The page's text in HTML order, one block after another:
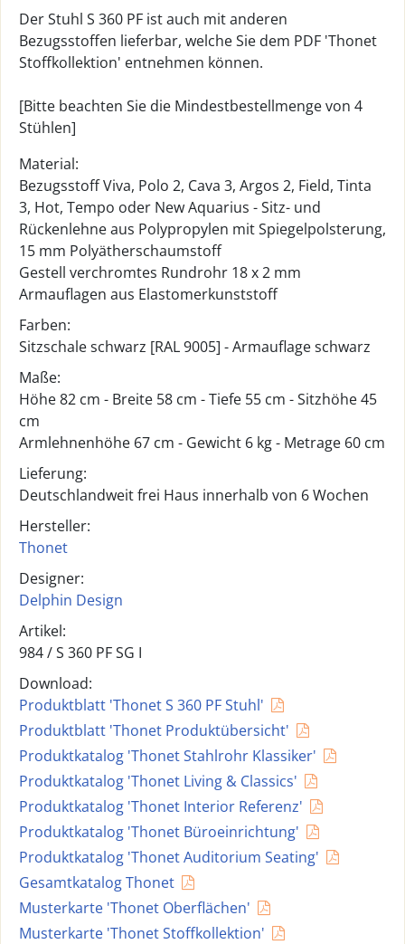
Der Stuhl S 360 PF ist auch mit anderen
Bezugsstoffen lieferbar, welche Sie dem PDF 'Thonet
Stoffkollektion' entnehmen können.
[Bitte beachten Sie die Mindestbestellmenge von 4
Stühlen]
Material:
Bezugsstoff Viva, Polo 2, Cava 3, Argos 2, Field, Tinta
3, Hot, Tempo oder New Aquarius - Sitz- und
Rückenlehne aus Polypropylen mit Spiegelpolsterung,
15 mm Polyätherschaumstoff
Gestell verchromtes Rundrohr 18 x 2 mm
Armauflagen aus Elastomerkunststoff
Farben:
Sitzschale schwarz [RAL 9005] - Armauflage schwarz
Maße:
Höhe 82 cm - Breite 58 cm - Tiefe 55 cm - Sitzhöhe 45
cm
Armlehnenhöhe 67 cm - Gewicht 6 kg - Metrage 60 cm
Lieferung:
Deutschlandweit frei Haus innerhalb von 6 Wochen
Hersteller:
Thonet
Designer:
Delphin Design
Artikel:
984 /S 360 PF SG I
Download:
Produktblatt 'Thonet S 360 PF Stuhl'
Produktblatt 'Thonet Produktübersicht'
Produktkatalog 'Thonet Stahlrohr Klassiker'
Produktkatalog 'Thonet Living & Classics'
Produktkatalog 'Thonet Interior Referenz'
Produktkatalog 'Thonet Büroeinrichtung'
Produktkatalog 'Thonet Auditorium Seating'
Gesamtkatalog Thonet
Musterkarte 'Thonet Oberflächen'
Musterkarte 'Thonet Stoffkollektion'